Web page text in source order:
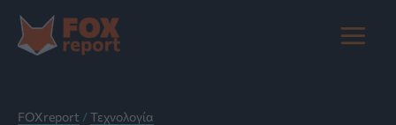
στο
περιεχόμενο
Main
FOXreport /Τεχνολογία